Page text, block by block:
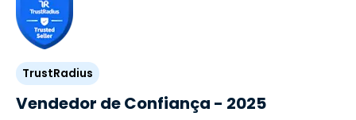
TrustRadius
Vendedor de Confiança - 2025